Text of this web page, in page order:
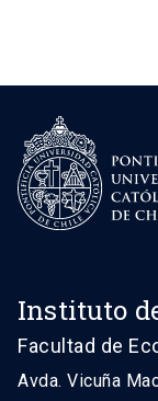
Instituto
Facultad de
Avda. Vicuña